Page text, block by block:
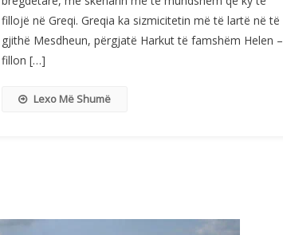
fillojë në Greqi. Greqia ka sizmicitetin më të lartë në të
gjithë Mesdheun, përgjatë Harkut të famshëm Helen –
fillon […]
Lexo Më Shumë